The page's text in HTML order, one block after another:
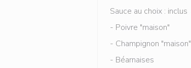
Sauce au choix : inclus
- Poivre "maison"
- Champignon "maison"
- Béarnaises